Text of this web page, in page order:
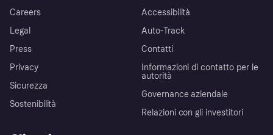
Careers
Legal
Press
Privacy
Sicurezza
Sostenibilità
Accessibilità
Auto-Track
Contatti
Informazioni di contatto per le
autorità
Governance aziendale
Relazioni con gli investitori